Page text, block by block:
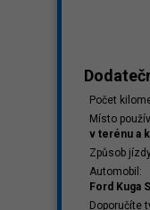
Počet
Místo
v terénu a
Způsob
Automobil:
Ford Kuga
Doporučíte